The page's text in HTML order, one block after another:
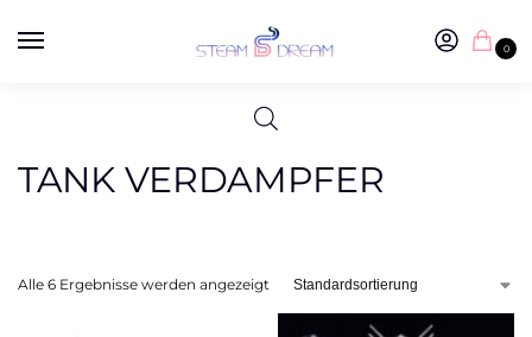
0
TANK VERDAMPFER
Alle 6 Ergebnisse werden angezeigt